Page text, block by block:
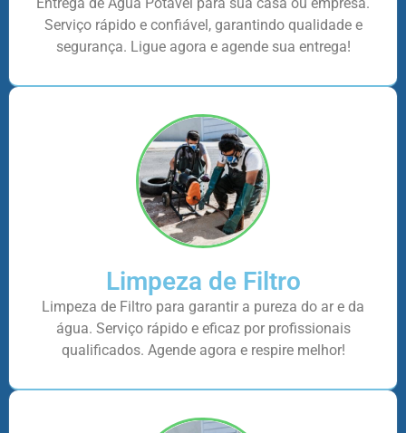
Entrega de Água Potável para sua casa ou empresa.
Serviço rápido e confiável, garantindo qualidade e
segurança. Ligue agora e agende sua entrega!
Limpeza de Filtro
Limpeza de Filtro para garantir a pureza do ar e da
água. Serviço rápido e eficaz por profissionais
qualificados. Agende agora e respire melhor!